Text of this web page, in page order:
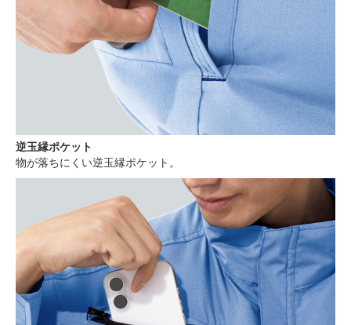
逆玉縁ポケット
物が落ちにくい逆玉縁ポケット。